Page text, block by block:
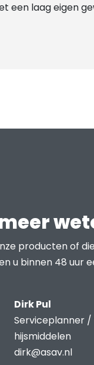
een laag eigen
producten of
u binnen 48 uur
Dirk Pul
Serviceplanner
hijsmiddelen
dirk@asav.nl